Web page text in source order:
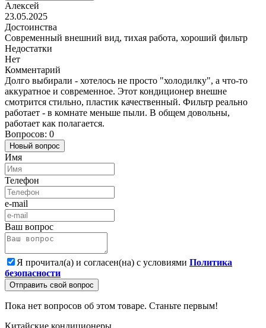
Алексей
23.05.2025
Достоинства
Современный внешний вид, тихая работа, хороший фильтр
Недостатки
Нет
Комментарий
Долго выбирали - хотелось не просто "холодилку", а что-то
аккуратное и современное. Этот кондиционер внешне
смотрится стильно, пластик качественный. Фильтр реально
работает - в комнате меньше пыли. В общем довольны,
работает как полагается.
Вопросов: 0
Новый вопрос
Имя
Телефон
e-mail
Ваш вопрос
Я прочитал(а) и согласен(на) с условиями Политика
безопасности
Отправить свой вопрос
Пока нет вопросов об этом товаре. Станьте первым!
Китайские кондиционеры